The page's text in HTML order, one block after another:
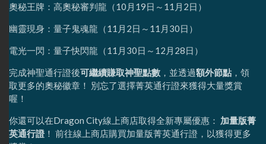
奧秘王牌：高奧秘審判龍（10月19日～11月2日）
幽靈現身：量子鬼魂龍（11月2日～11月30日）
電光一閃：量子快閃龍（11月30日～12月28日）
完成神聖通行證後可繼續賺取神聖點數 ，並透過額外節點 ，領
取更多的奧秘徽章！ 別忘了選擇菁英通行證來獲得大量獎賞
喔！
你還可以在Dragon City線上商店取得全新專屬優惠： 加量版菁
英通行證 ！ 前往線上商店購買加量版菁英通行證，以獲得更多